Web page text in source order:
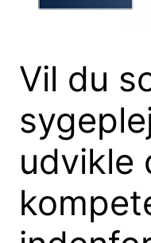
Vil du
udvikle